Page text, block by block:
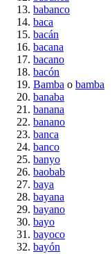
babanco
baca
bacán
bacana
bacano
bacón
Bamba o bamba
banaba
banana
banano
banca
banco
banyo
baobab
baya
bayana
bayano
bayo
bayoco
bayón